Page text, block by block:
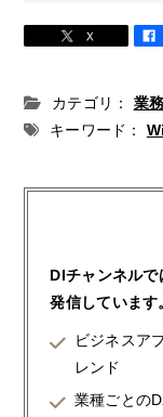
カテゴリ：
業
キーワード：
DIチャンネル
発信しています
ビジネスア
レンド
業種ごとの